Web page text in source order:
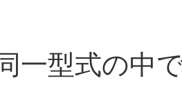
一型式の中